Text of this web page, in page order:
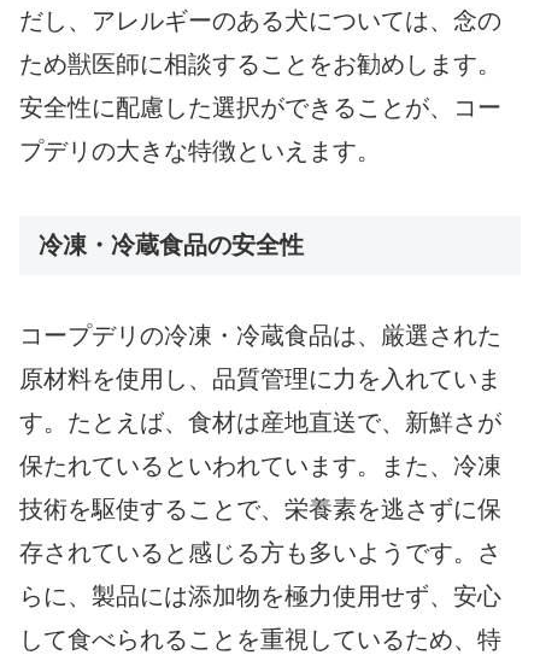
だし、アレルギーのある犬については、念の
ため獣医師に相談することをお勧めします。
安全性に配慮した選択ができることが、コー
プデリの大きな特徴といえます。
冷凍・冷蔵食品の安全性
コープデリの冷凍・冷蔵食品は、厳選された
原材料を使用し、品質管理に力を入れていま
す。たとえば、食材は産地直送で、新鮮さが
保たれているといわれています。また、冷凍
技術を駆使することで、栄養素を逃さずに保
存されていると感じる方も多いようです。さ
らに、製品には添加物を極力使用せず、安心
して食べられることを重視しているため、特